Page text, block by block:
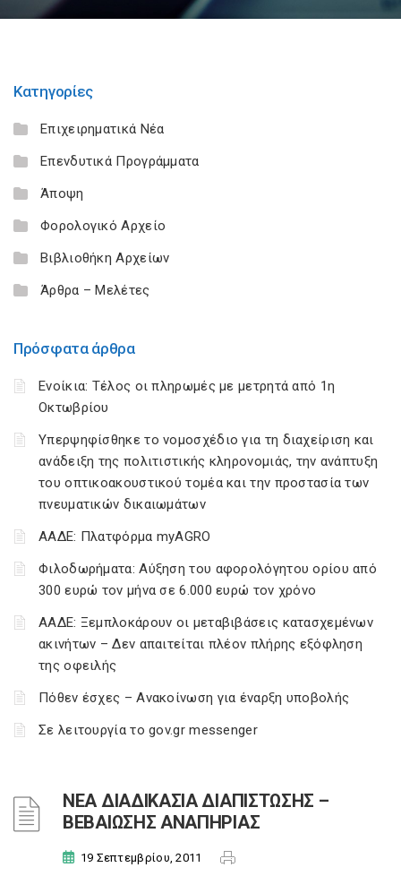
Κατηγορίες
Επιχειρηματικά Νέα
Επενδυτικά Προγράμματα
Άποψη
Φορολογικό Αρχείο
Βιβλιοθήκη Αρχείων
Άρθρα – Μελέτες
Πρόσφατα άρθρα
Ενοίκια: Τέλος οι πληρωμές με μετρητά από 1η
Οκτωβρίου
Υπερψηφίσθηκε το νομοσχέδιο για τη διαχείριση και
ανάδειξη της πολιτιστικής κληρονομιάς, την ανάπτυξη
του οπτικοακουστικού τομέα και την προστασία των
πνευματικών δικαιωμάτων
ΑΑΔΕ: Πλατφόρμα myAGRO
Φιλοδωρήματα: Αύξηση του αφορολόγητου ορίου από
300 ευρώ τον μήνα σε 6.000 ευρώ τον χρόνο
ΑΑΔΕ: Ξεμπλοκάρουν οι μεταβιβάσεις κατασχεμένων
ακινήτων – Δεν απαιτείται πλέον πλήρης εξόφληση
της οφειλής
Πόθεν έσχες – Ανακοίνωση για έναρξη υποβολής
Σε λειτουργία το gov.gr messenger
ΝΕΑ ΔΙΑΔΙΚΑΣΙΑ ΔΙΑΠΙΣΤΩΣΗΣ –
ΒΕΒΑΙΩΣΗΣ ΑΝΑΠΗΡΙΑΣ
19 Σεπτεμβρίου, 2011